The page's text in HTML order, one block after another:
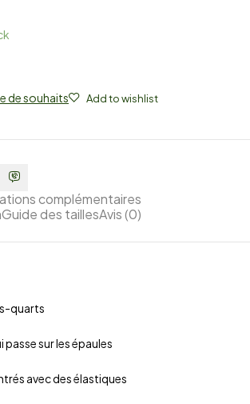
de souhaits
Add to wishlist
complémentaires
Guide des taillesAvis (0)
quarts
sur les épaules
avec des élastiques